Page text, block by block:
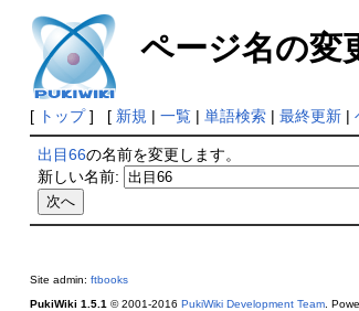
ページ名の変
[ トップ] [ 新規 | 一覧| 単語検索| 最終更新|
出目66の名前を変更します。
新しい名前:
Site admin: ftbooks
PukiWiki 1.5.1 © 2001-2016 PukiWiki Development Team.